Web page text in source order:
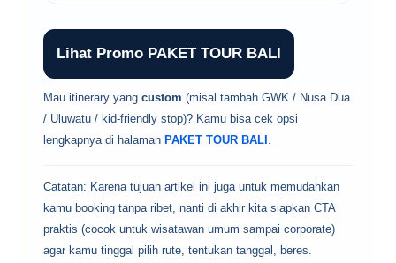
Lihat Promo PAKET TOUR BALI
Mau itinerary yang custom (misal tambah GWK / Nusa Dua
/ Uluwatu / kid-friendly stop)? Kamu bisa cek opsi
lengkapnya di halaman PAKET TOUR BALI
Catatan: Karena tujuan artikel ini juga untuk memudahkan
kamu booking tanpa ribet, nanti di akhir kita siapkan CTA
praktis (cocok untuk wisatawan umum sampai corporate)
agar kamu tinggal pilih rute, tentukan tanggal, beres.